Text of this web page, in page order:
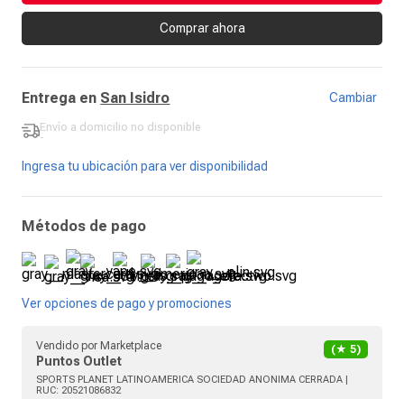
Comprar ahora
Entrega en San Isidro Cambiar
Envío a domicilio no disponible
-
Ingresa tu ubicación para ver disponibilidad
Métodos de pago
Ver opciones de pago y promociones
Vendido por Marketplace
Puntos Outlet
(★ 5)
SPORTS PLANET LATINOAMERICA SOCIEDAD ANONIMA CERRADA
RUC: 20521086832